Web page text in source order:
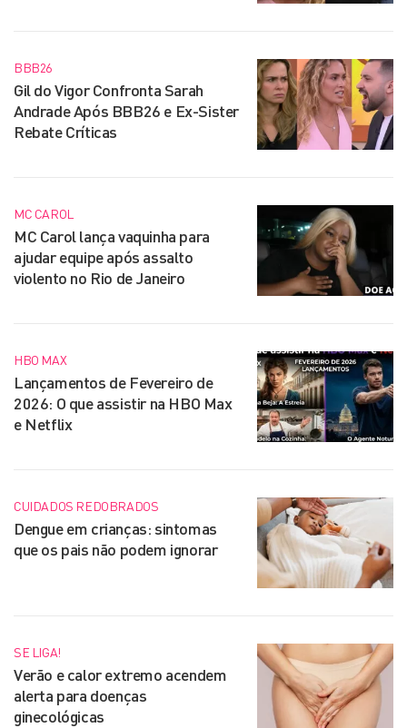
BBB26
Gil do Vigor Confronta Sarah
Andrade Após BBB26 e Ex-Sister
Rebate Críticas
MC CAROL
MC Carol lança vaquinha para
ajudar equipe após assalto
violento no Rio de Janeiro
HBO MAX
Lançamentos de Fevereiro de
2026: O que assistir na HBO Max
e Netflix
CUIDADOS REDOBRADOS
Dengue em crianças: sintomas
que os pais não podem ignorar
SE LIGA!
Verão e calor extremo acendem
alerta para doenças
ginecológicas